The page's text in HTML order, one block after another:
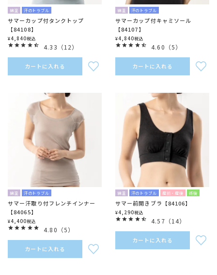
綿混 汗のトラブル
サマーカップ付タンクトップ
【84108】
¥4,840税込
4.33 （12）
カートに入れる
綿混 汗のトラブル
サマーカップ付キャミソール
【84107】
¥4,840税込
4.60 （5）
カートに入れる
綿混 汗のトラブル
サマー汗取り付フレンチインナー
【84065】
¥4,400税込
4.80 （5）
カートに入れる
綿混 汗のトラブル 産前・産後 術後
サマー前開きブラ【84106】
¥4,290税込
4.57 （14）
カートに入れる